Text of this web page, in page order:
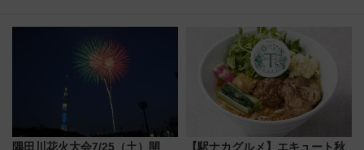
隅田川花火大会7/25（土）開 【駅ナカグルメ】エキュート秋